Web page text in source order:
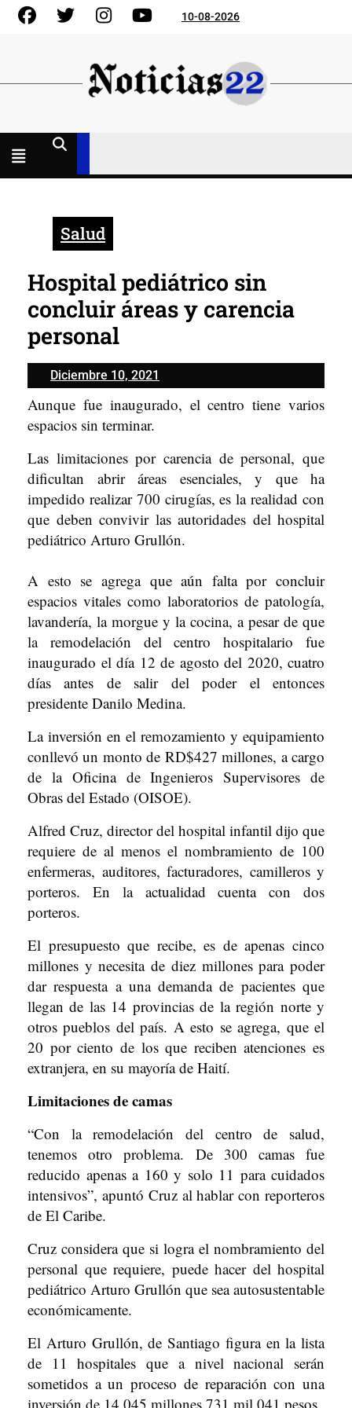
Skip
FacebookGorjeo InstagramYouTube10-08-2026
Salud
Hospital pediátrico sin
concluir áreas y carencia
personal
Diciembre 10, 2021
10,
2021
Aunque fue inaugurado, el centro tiene varios
espacios sin terminar.
Las limitaciones por carencia de personal, que
dificultan abrir áreas esenciales, y que ha
impedido realizar 700 cirugías, es la realidad con
que deben convivir las autoridades del hospital
pediátrico Arturo Grullón.
A esto se agrega que aún falta por concluir
espacios vitales como laboratorios de patología,
lavandería, la morgue y la cocina, a pesar de que
la remodelación del centro hospitalario fue
inaugurado el día 12 de agosto del 2020, cuatro
días antes de salir del poder el entonces
presidente Danilo Medina.
La inversión en el remozamiento y equipamiento
conllevó un monto de RD$427 millones, a cargo
de la Oficina de Ingenieros Supervisores de
Obras del Estado (OISOE).
Alfred Cruz, director del hospital infantil dijo que
requiere de al menos el nombramiento de 100
enfermeras, auditores, facturadores, camilleros y
porteros. En la actualidad cuenta con dos
porteros.
El presupuesto que recibe, es de apenas cinco
millones y necesita de diez millones para poder
dar respuesta a una demanda de pacientes que
llegan de las 14 provincias de la región norte y
otros pueblos del país. A esto se agrega, que el
20 por ciento de los que reciben atenciones es
extranjera, en su mayoría de Haití.
Limitaciones de camas
“Con la remodelación del centro de salud,
tenemos otro problema. De 300 camas fue
reducido apenas a 160 y solo 11 para cuidados
intensivos”, apuntó Cruz al hablar con reporteros
de El Caribe.
Cruz considera que si logra el nombramiento del
personal que requiere, puede hacer del hospital
pediátrico Arturo Grullón que sea autosustentable
económicamente.
El Arturo Grullón, de Santiago figura en la lista
de 11 hospitales que a nivel nacional serán
sometidos a un proceso de reparación con una
inversión de 14,045 millones 731 mil 041 pesos.